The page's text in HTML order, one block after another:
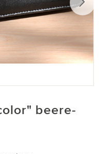
beere-